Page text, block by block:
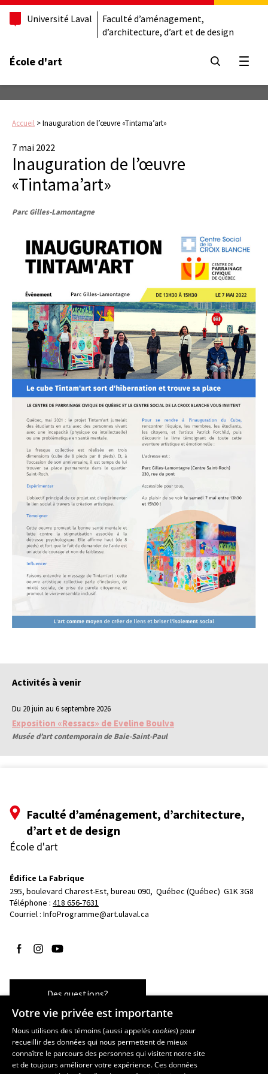
Université Laval
Faculté d’aménagement,
d’architecture, d’art et de design
École d'art
Accueil >Inauguration de l’œuvre «Tintama’art»
7 mai 2022
Inauguration de l’œuvre
«Tintama’art»
Parc Gilles-Lamontagne
Activités à venir
Du 20 juin au 6 septembre 2026
Exposition «Ressacs» de Eveline Boulva
Musée d’art contemporain de Baie-Saint-Paul
Faculté d’aménagement, d’architecture,
d’art et de design
École d'art
Édifice La Fabrique
295, boulevard Charest-Est, bureau 090, Québec (Québec)  G1K 3G8
Téléphone : 418 656-7631
Courriel : InfoProgramme@art.ulaval.ca
Suivez-nous sur Facebook
Suivez-nous sur Instagram
Suivez-nous sur YouTube
Des questions?
Les écoles et la recherche
École supérieure d’aménagement du territoire et de développement
Votre vie privée est importante
Nous utilisons des témoins (aussi appeléscookies) pour
recueillir des données qui nous permettent de mieux
connaître le parcours des personnes qui visitent notre site
et de toujours améliorer votre expérience. Ces données